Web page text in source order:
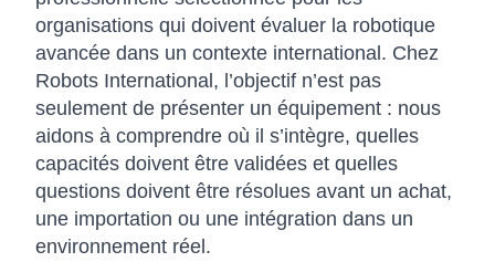
organisations qui doivent évaluer la robotique
avancée dans un contexte international. Chez
Robots International, l’objectif n’est pas
seulement de présenter un équipement : nous
aidons à comprendre où il s’intègre, quelles
capacités doivent être validées et quelles
questions doivent être résolues avant un achat,
une importation ou une intégration dans un
environnement réel.